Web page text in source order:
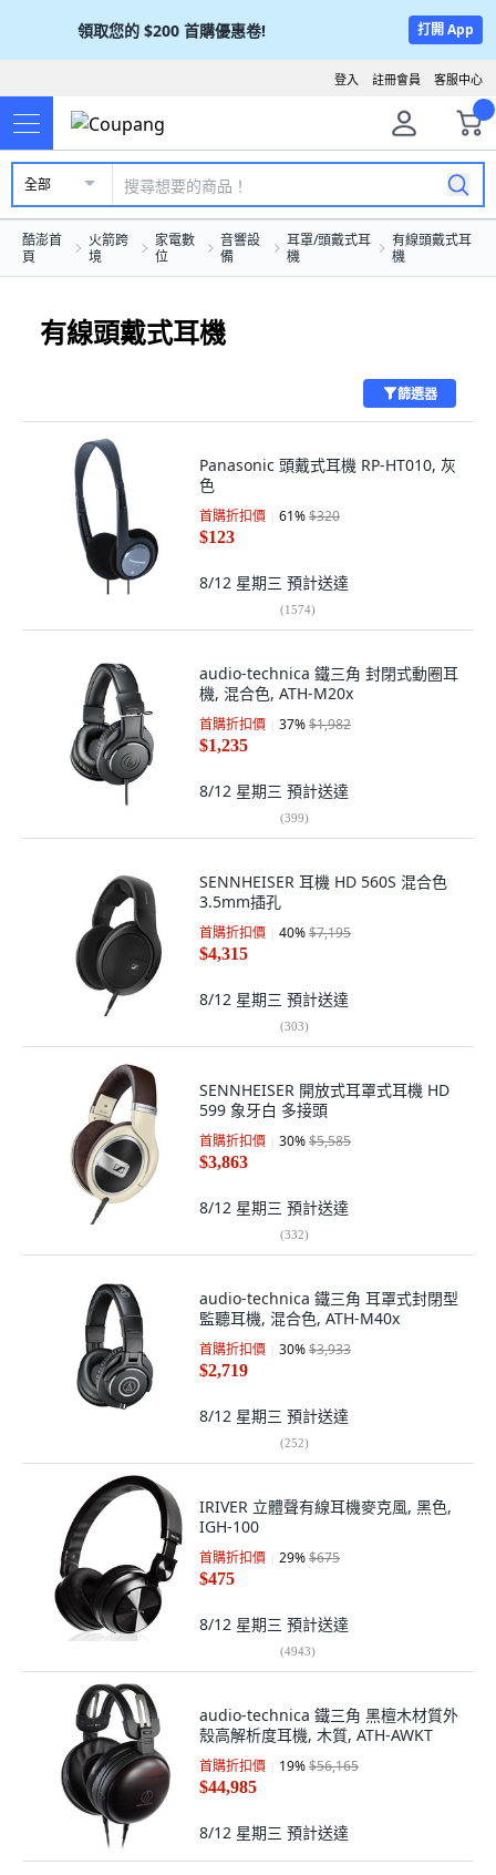
領取您的 $200 首購優惠卷! 打開 App
客服中心
註冊會員
登入
全部
酷澎首
頁
火箭跨
境
家電數
位
音響設
備
耳罩/頭戴式耳
機
有線頭戴式耳
機
有線頭戴式耳機
篩選器
Panasonic 頭戴式耳機 RP-HT010, 灰
色
首購折扣價 61%$320
$123
8/12 星期三 預計送達
(1574)
audio-technica 鐵三角 封閉式動圈耳
機, 混合色, ATH-M20x
首購折扣價 37%$1,982
$1,235
8/12 星期三 預計送達
(399)
SENNHEISER 耳機 HD 560S 混合色
3.5mm插孔
首購折扣價 40%$7,195
$4,315
8/12 星期三 預計送達
(303)
SENNHEISER 開放式耳罩式耳機 HD
599 象牙白 多接頭
首購折扣價 30%$5,585
$3,863
8/12 星期三 預計送達
(332)
audio-technica 鐵三角 耳罩式封閉型
監聽耳機, 混合色, ATH-M40x
首購折扣價 30%$3,933
$2,719
8/12 星期三 預計送達
(252)
IRIVER 立體聲有線耳機麥克風, 黑色,
IGH-100
首購折扣價 29%$675
$475
8/12 星期三 預計送達
(4943)
audio-technica 鐵三角 黑檀木材質外
殼高解析度耳機, 木質, ATH-AWKT
首購折扣價 19%$56,165
$44,985
8/12 星期三 預計送達